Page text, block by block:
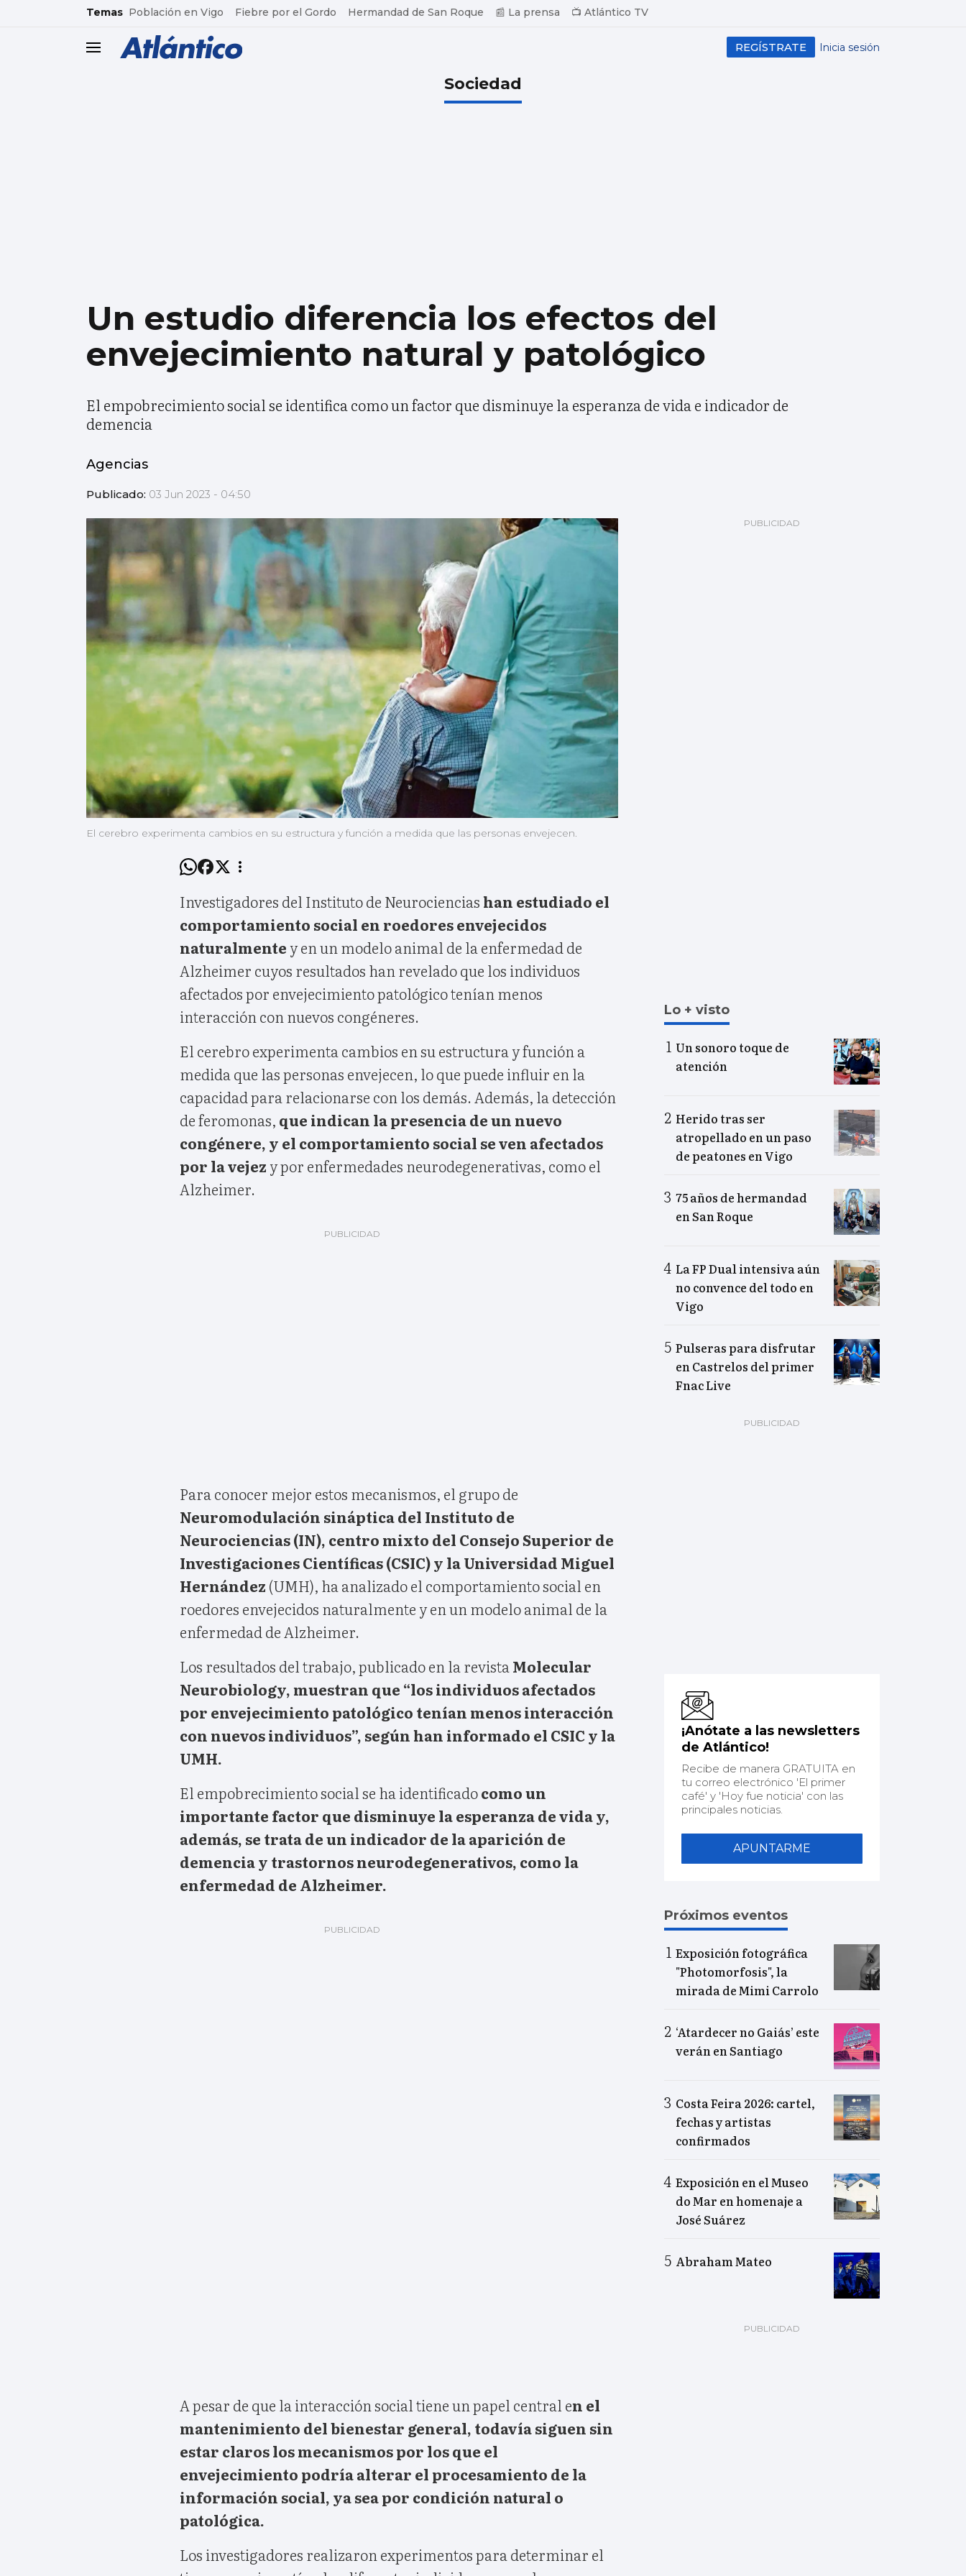
common.go-to-content
Temas Población en Vigo Fiebre por el Gordo Hermandad de San Roque 📰 La prensa 📺 Atlántico TV
header.menu.open Inicia sesión
REGÍSTRATE
Sociedad
Un estudio diferencia los efectos del
envejecimiento natural y patológico
El empobrecimiento social se identifica como un factor que disminuye la esperanza de vida e indicador de
demencia
Agencias
Publicado: 03 Jun 2023 - 04:50
El cerebro experimenta cambios en su estructura y función a medida que las personas envejecen.
Investigadores del Instituto de Neurociencias han estudiado el
comportamiento social en roedores envejecidos
naturalmente y en un modelo animal de la enfermedad de
Alzheimer cuyos resultados han revelado que los individuos
afectados por envejecimiento patológico tenían menos
interacción con nuevos congéneres.
El cerebro experimenta cambios en su estructura y función a
medida que las personas envejecen, lo que puede influir en la
capacidad para relacionarse con los demás. Además, la detección
de feromonas, que indican la presencia de un nuevo
congénere, y el comportamiento social se ven afectados
por la vejez y por enfermedades neurodegenerativas, como el
Alzheimer.
Para conocer mejor estos mecanismos, el grupo de
Neuromodulación sináptica del Instituto de
Neurociencias (IN), centro mixto del Consejo Superior de
Investigaciones Científicas (CSIC) y la Universidad Miguel
Hernández (UMH), ha analizado el comportamiento social en
roedores envejecidos naturalmente y en un modelo animal de la
enfermedad de Alzheimer.
Los resultados del trabajo, publicado en la revista Molecular
Neurobiology, muestran que “los individuos afectados
por envejecimiento patológico tenían menos interacción
con nuevos individuos”, según han informado el CSIC y la
UMH.
El empobrecimiento social se ha identificadocomo un
importante factor que disminuye la esperanza de vida y,
además, se trata de un indicador de la aparición de
demencia y trastornos neurodegenerativos, como la
enfermedad de Alzheimer.
A pesar de que la interacción social tiene un papel central en el
mantenimiento del bienestar general, todavía siguen sin
estar claros los mecanismos por los que el
envejecimiento podría alterar el procesamiento de la
información social, ya sea por condición natural o
patológica.
Los investigadores realizaron experimentos para determinar el
Lo + visto
Un sonoro toque de
atención
Herido tras ser
atropellado en un paso
de peatones en Vigo
75 años de hermandad
en San Roque
La FP Dual intensiva aún
no convence del todo en
Vigo
Pulseras para disfrutar
en Castrelos del primer
Fnac Live
¡Anótate a las newsletters
de Atlántico!
Recibe de manera GRATUITA en
tu correo electrónico 'El primer
café' y 'Hoy fue noticia' con las
principales noticias.
APUNTARME
Próximos eventos
Exposición fotográfica
"Photomorfosis", la
mirada de Mimi Carrolo
‘Atardecer no Gaiás’ este
verán en Santiago
Costa Feira 2026: cartel,
fechas y artistas
confirmados
Exposición en el Museo
do Mar en homenaje a
José Suárez
Abraham Mateo